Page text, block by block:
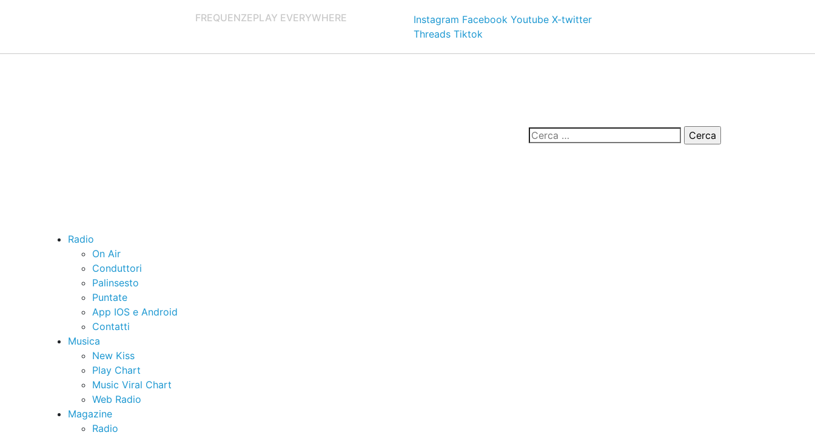
FREQUENZEPLAY EVERYWHERE Instagram Facebook Youtube X-twitter
Threads Tiktok
Radio
On Air
Conduttori
Palinsesto
Puntate
App IOS e Android
Contatti
Musica
New Kiss
Play Chart
Music Viral Chart
Web Radio
Magazine
Radio